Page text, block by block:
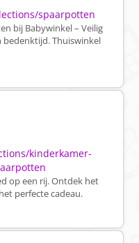
spaarpotten
bij Babywinkel – Veilig
bedenktijd. Thuiswinkel
kinderkamer-
op een rij. Ontdek het
perfecte cadeau.